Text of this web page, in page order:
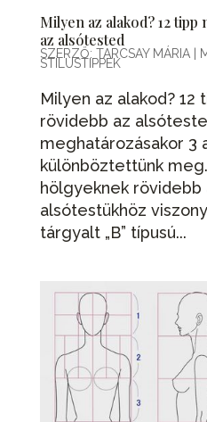
Milyen az alakod? 12
az alsótested
SZERZŐ: TARCSAY MÁRIA|
STÍLUSTIPPEK
Milyen az alakod? 12
rövidebb az
meghatározásakor 3
különböztettünk meg.
hölgyeknek
alsótestükhöz
tárgyalt „B” típusú...